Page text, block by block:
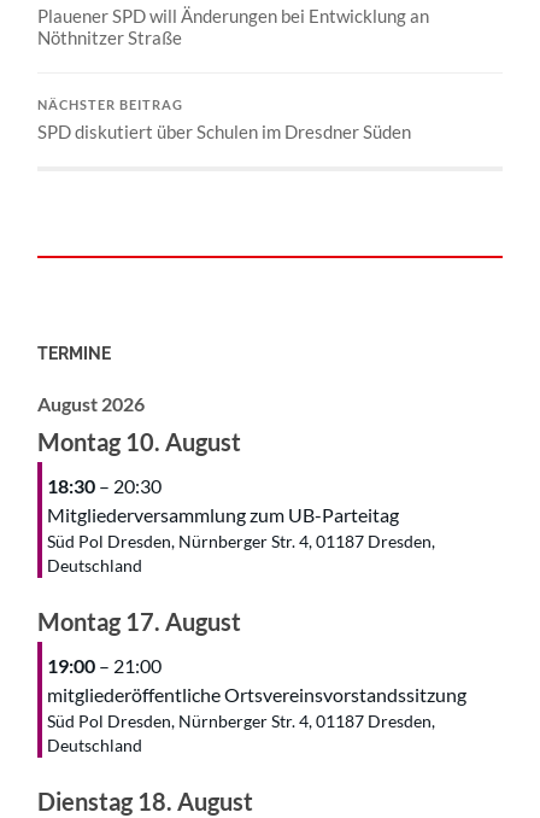
Plauener SPD will Änderungen bei Entwicklung an
Nöthnitzer Straße
NÄCHSTER BEITRAG
SPD diskutiert über Schulen im Dresdner Süden
TERMINE
August 2026
Montag 10. August
18:30 – 20:30
Mitgliederversammlung zum UB-Parteitag
Süd Pol Dresden, Nürnberger Str. 4, 01187 Dresden,
Deutschland
Montag 17. August
19:00 – 21:00
mitgliederöffentliche Ortsvereinsvorstandssitzung
Süd Pol Dresden, Nürnberger Str. 4, 01187 Dresden,
Deutschland
Dienstag 18. August